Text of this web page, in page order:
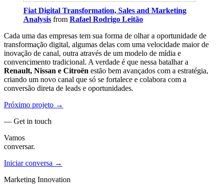
Fiat Digital Transformation, Sales and Marketing
Analysis from Rafael Rodrigo Leitão
Cada uma das empresas tem sua forma de olhar a oportunidade de
transformação digital, algumas delas com uma velocidade maior de
inovação de canal, outra através de um modelo de mídia e
convencimento tradicional. A verdade é que nessa batalhar a
Renault, Nissan e Citroën estão bem avançados com a estratégia,
criando um novo canal que só se fortalece e colabora com a
conversão direta de leads e oportunidades.
Próximo projeto →
— Get in touch
Vamos
conversar.
Iniciar conversa →
Marketing Innovation